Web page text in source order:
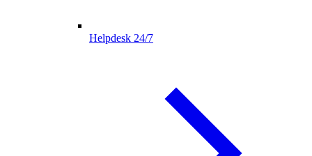
Helpdesk 24/7